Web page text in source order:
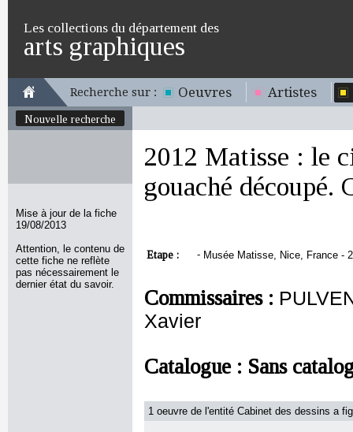
Les collections du département des
arts graphiques
Recherche sur : Oeuvres Artistes
Nouvelle recherche
Mise à jour de la fiche
19/08/2013
Attention, le contenu de
cette fiche ne reflète
pas nécessairement le
dernier état du savoir.
2012 Matisse : le
gouaché découpé.
Etape : - Musée Matisse, Nice, France -
Commissaires :
Xavier
Catalogue : Sans
1 oeuvre de l'entité Cabinet des dessins a